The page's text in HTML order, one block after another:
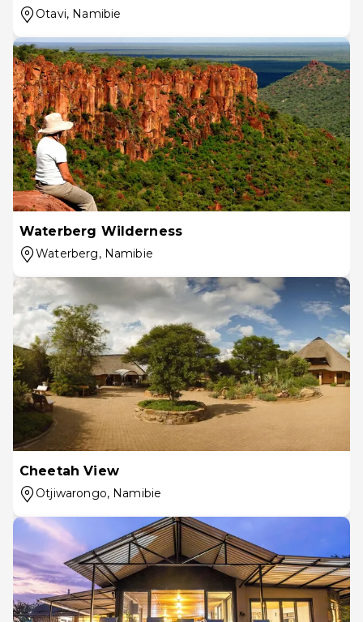
Otavi, Namibie
Waterberg Wilderness
Waterberg, Namibie
Cheetah View
Otjiwarongo, Namibie